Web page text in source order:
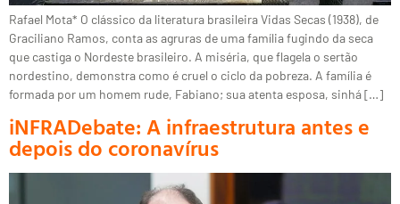
Rafael Mota* O clássico da literatura brasileira Vidas Secas (1938), de
Graciliano Ramos, conta as agruras de uma família fugindo da seca
que castiga o Nordeste brasileiro. A miséria, que flagela o sertão
nordestino, demonstra como é cruel o ciclo da pobreza. A família é
formada por um homem rude, Fabiano; sua atenta esposa, sinhá […]
iNFRADebate: A infraestrutura antes e
depois do coronavírus